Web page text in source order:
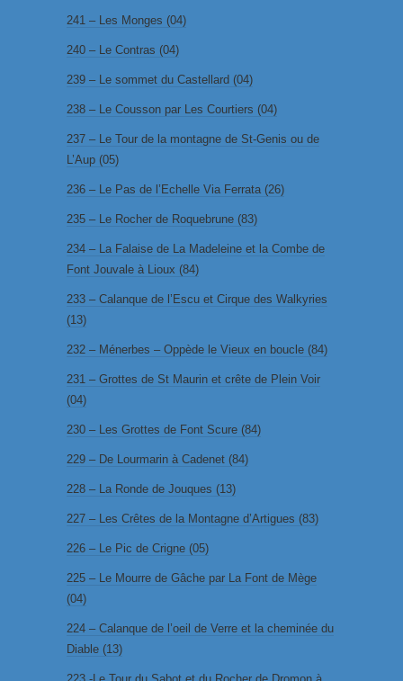
241 – Les Monges (04)
240 – Le Contras (04)
239 – Le sommet du Castellard (04)
238 – Le Cousson par Les Courtiers (04)
237 – Le Tour de la montagne de St-Genis ou de
L’Aup (05)
236 – Le Pas de l’Echelle Via Ferrata (26)
235 – Le Rocher de Roquebrune (83)
234 – La Falaise de La Madeleine et la Combe de
Font Jouvale à Lioux (84)
233 – Calanque de l’Escu et Cirque des Walkyries
(13)
232 – Ménerbes – Oppède le Vieux en boucle (84)
231 – Grottes de St Maurin et crête de Plein Voir
(04)
230 – Les Grottes de Font Scure (84)
229 – De Lourmarin à Cadenet (84)
228 – La Ronde de Jouques (13)
227 – Les Crêtes de la Montagne d’Artigues (83)
226 – Le Pic de Crigne (05)
225 – Le Mourre de Gâche par La Font de Mège
(04)
224 – Calanque de l’oeil de Verre et la cheminée du
Diable (13)